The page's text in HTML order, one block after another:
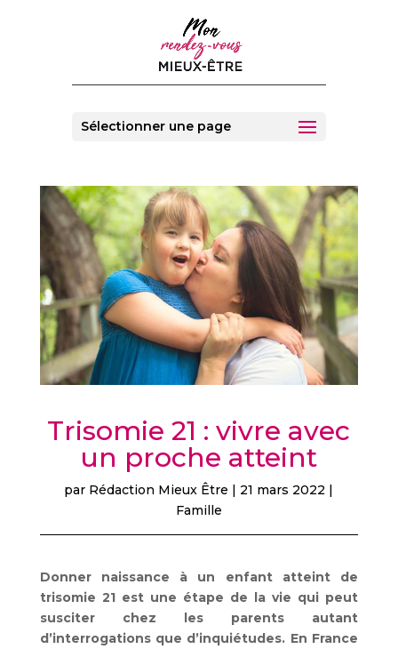
Sélectionner une page
Trisomie 21 : vivre avec
un proche atteint
par Rédaction Mieux Être | 21 mars 2022 |
Famille
Donner naissance à un enfant atteint de
trisomie 21 est une étape de la vie qui peut
susciter chez les parents autant
d’interrogations que d’inquiétudes. En France